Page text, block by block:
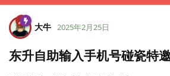
大牛 2025年2月25日
东升自助输入手机号碰瓷特